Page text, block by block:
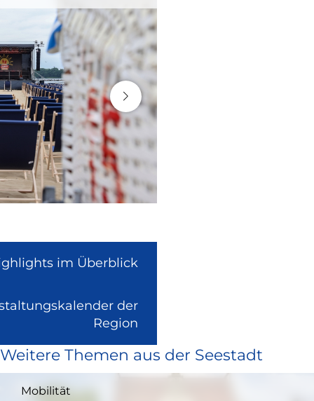
im Überblick
der
Region
extern
und
Weitere Themen aus der Seestadt
Mobilität